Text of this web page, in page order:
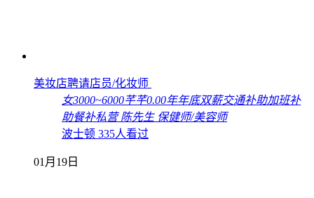
美妆店聘请店员/化妆师
女3000~6000芊芊0.00年年底双薪交通补助加班补
助餐补私营 陈先生 保健师/美容师
波士顿 335人看过
01月19日